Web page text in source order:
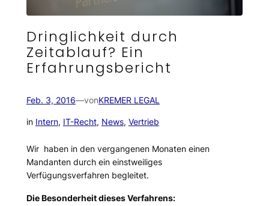
Dringlichkeit durch
Zeitablauf? Ein
Erfahrungsbericht
Feb. 3, 2016—vonKREMER LEGAL
in Intern, IT-Recht, News, Vertrieb
Wir haben in den vergangenen Monaten einen
Mandanten durch ein einstweiliges
Verfügungsverfahren begleitet.
Die Besonderheit dieses Verfahrens: